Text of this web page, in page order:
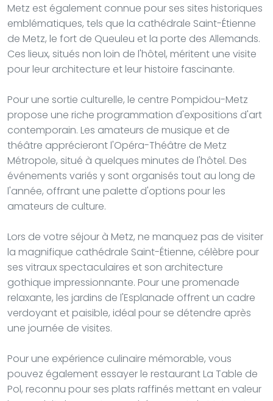
Metz est également connue pour ses sites historiques
emblématiques, tels que la cathédrale Saint-Étienne
de Metz, le fort de Queuleu et la porte des Allemands.
Ces lieux, situés non loin de l'hôtel, méritent une visite
pour leur architecture et leur histoire fascinante.
Pour une sortie culturelle, le centre Pompidou-Metz
propose une riche programmation d'expositions d'art
contemporain. Les amateurs de musique et de
théâtre apprécieront l'Opéra-Théâtre de Metz
Métropole, situé à quelques minutes de l'hôtel. Des
événements variés y sont organisés tout au long de
l'année, offrant une palette d'options pour les
amateurs de culture.
Lors de votre séjour à Metz, ne manquez pas de visiter
la magnifique cathédrale Saint-Étienne, célèbre pour
ses vitraux spectaculaires et son architecture
gothique impressionnante. Pour une promenade
relaxante, les jardins de l'Esplanade offrent un cadre
verdoyant et paisible, idéal pour se détendre après
une journée de visites.
Pour une expérience culinaire mémorable, vous
pouvez également essayer le restaurant La Table de
Pol, reconnu pour ses plats raffinés mettant en valeur